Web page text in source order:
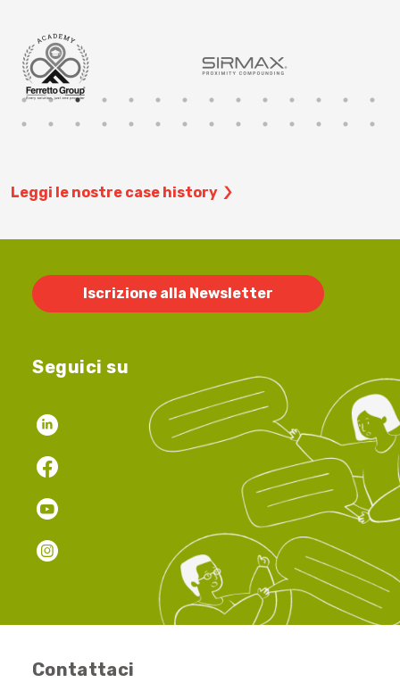
Leggi le nostre case history
Iscrizione alla Newsletter
Seguici su
Contattaci